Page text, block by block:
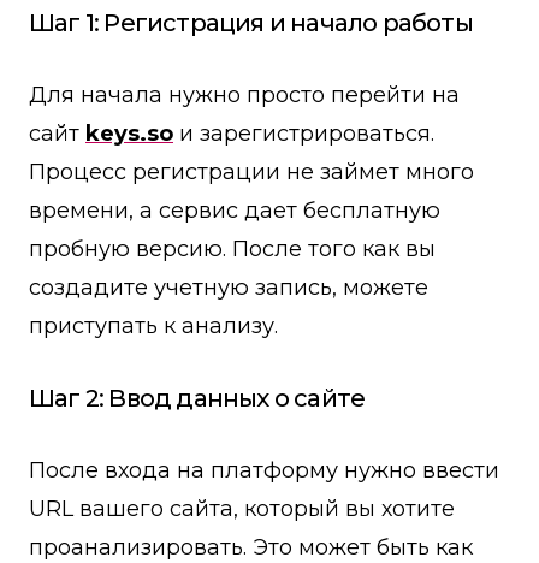
Шаг 1: Регистрация и начало работы
Для начала нужно просто перейти на
сайт keys.so и зарегистрироваться.
Процесс регистрации не займет много
времени, а сервис дает бесплатную
пробную версию. После того как вы
создадите учетную запись, можете
приступать к анализу.
Шаг 2: Ввод данных о сайте
После входа на платформу нужно ввести
URL вашего сайта, который вы хотите
проанализировать. Это может быть как